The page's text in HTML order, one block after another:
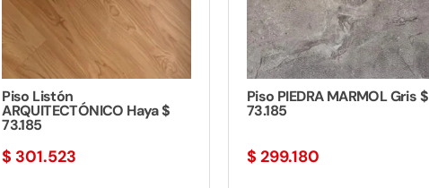
Piso Listón
ARQUITECTÓNICO Haya $
73.185
$ 301.523
Piso PIEDRA MARMOL Gris $
73.185
$ 299.180